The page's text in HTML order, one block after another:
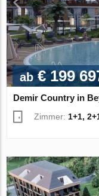
ab€ 199
Demir Country in
Zimmer:1+1,